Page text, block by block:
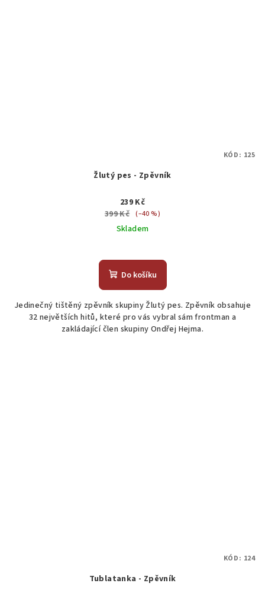
Žlutý pes - Zpěvník
239 Kč
399 Kč (–40 %)
Skladem
hodnocení
produktu
z
5
hvězdiček.
Do košíku
Jedinečný tištěný zpěvník skupiny Žlutý pes. Zpěvník obsahuje
32 největších hitů, které pro vás vybral sám frontman a
zakládající člen skupiny Ondřej Hejma.
KÓD: 125
Tublatanka - Zpěvník
KÓD: 124